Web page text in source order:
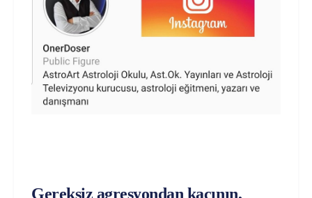
Gereksiz agresyondan kaçının,